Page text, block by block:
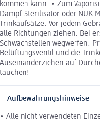
kommen kann. • Zum
Dampf-Sterilisator oder NUK
Trinkaufsätze: Vor jedem
alle Richtungen ziehen. Bei
Schwachstellen wegwerfen.
Belüftungsventil und die
Auseinanderziehen auf
tauchen!
Aufbewahrungshinweise
• Alle nicht verwendeten